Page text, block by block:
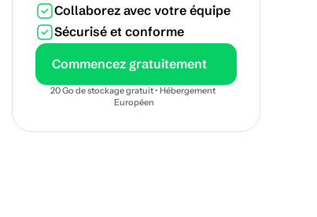
Collaborez avec votre équipe
Sécurisé et conforme
Commencez gratuitement
20 Go de stockage gratuit • Hébergement
Européen